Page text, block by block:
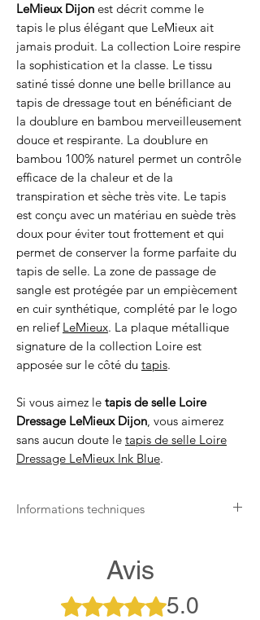
LeMieux Dijon est décrit comme le
tapis le plus élégant que LeMieux ait
jamais produit. La collection Loire respire
la sophistication et la classe. Le tissu
satiné tissé donne une belle brillance au
tapis de dressage tout en bénéficiant de
la doublure en bambou merveilleusement
douce et respirante. La doublure en
bambou 100% naturel permet un contrôle
efficace de la chaleur et de la
transpiration et sèche très vite. Le tapis
est conçu avec un matériau en suède très
doux pour éviter tout frottement et qui
permet de conserver la forme parfaite du
tapis de selle. La zone de passage de
sangle est protégée par un empiècement
en cuir synthétique, complété par le logo
en relief LeMieux. La plaque métallique
signature de la collection Loire est
apposée sur le côté du tapis.
Si vous aimez le tapis de selle Loire
Dressage LeMieux Dijon, vous aimerez
sans aucun doute le tapis de selle Loire
Dressage LeMieux Ink Blue.
Informations techniques
normal de 30 degrés.
Étirer le tapis une fois humide pour
maintenir la forme pendant le séchage.
Le tapis peut être repassé à basse
Avis
Noté 5 sur 5. 5.0